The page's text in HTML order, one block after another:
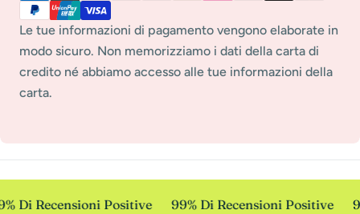
Le tue informazioni di pagamento vengono elaborate in
modo sicuro. Non memorizziamo i dati della carta di
credito né abbiamo accesso alle tue informazioni della
carta.
Di Recensioni Positive 99% Di Recensioni Positive